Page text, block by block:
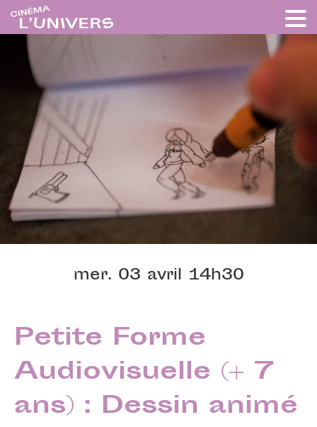
mer. 03 avril 14h30
Petite Forme
Audiovisuelle (+ 7
ans) : Dessin animé